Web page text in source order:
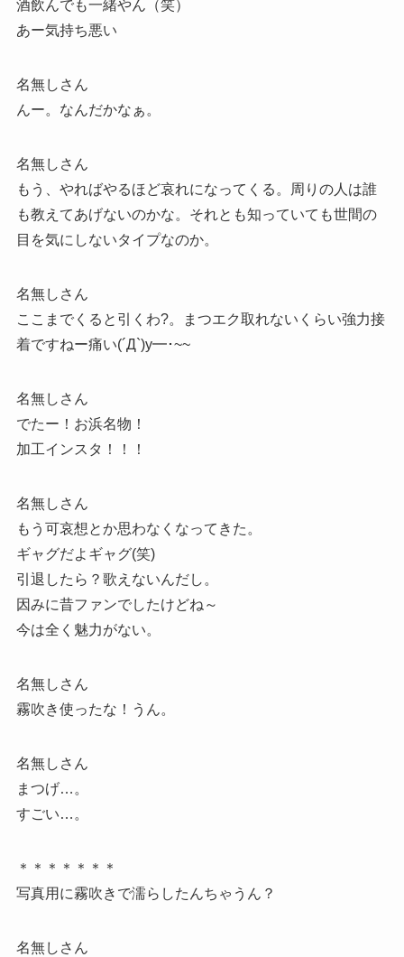
酒飲んでも一緒やん（笑）
あー気持ち悪い
名無しさん
んー。なんだかなぁ。
名無しさん
もう、やればやるほど哀れになってくる。周りの人は誰
も教えてあげないのかな。それとも知っていても世間の
目を気にしないタイプなのか。
名無しさん
ここまでくると引くわ?。まつエク取れないくらい強力接
着ですねー痛い(´Д`)y━･~~
名無しさん
でたー！お浜名物！
加工インスタ！！！
名無しさん
もう可哀想とか思わなくなってきた。
ギャグだよギャグ(笑)
引退したら？歌えないんだし。
因みに昔ファンでしたけどね～
今は全く魅力がない。
名無しさん
霧吹き使ったな！うん。
名無しさん
まつげ…。
すごい…。
＊＊＊＊＊＊＊
写真用に霧吹きで濡らしたんちゃうん？
名無しさん